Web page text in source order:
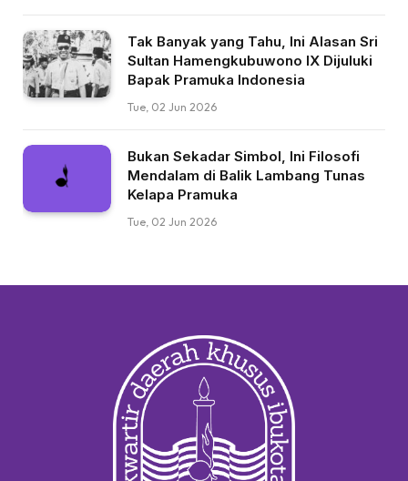
Tak Banyak yang Tahu, Ini Alasan Sri
Sultan Hamengkubuwono IX Dijuluki
Bapak Pramuka Indonesia
Tue, 02 Jun 2026
Bukan Sekadar Simbol, Ini Filosofi
Mendalam di Balik Lambang Tunas
Kelapa Pramuka
Tue, 02 Jun 2026